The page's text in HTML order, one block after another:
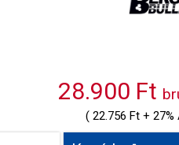
28.900 Ft
( 22.756 Ft + 27%